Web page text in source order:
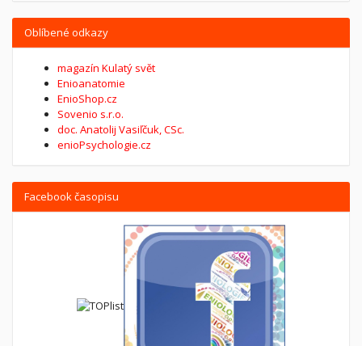
Oblíbené odkazy
magazín Kulatý svět
Enioanatomie
EnioShop.cz
Sovenio s.r.o.
doc. Anatolij Vasiľčuk, CSc.
enioPsychologie.cz
Facebook časopisu